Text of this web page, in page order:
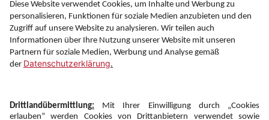
Information
Folgen Sie uns auf
Newsletter: